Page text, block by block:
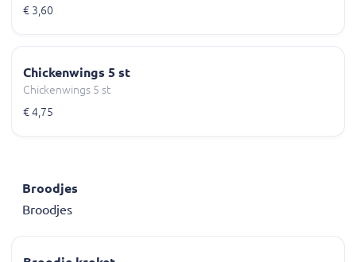
€ 3,60
Chickenwings 5 st
Chickenwings 5 st
€ 4,75
Broodjes
Broodjes